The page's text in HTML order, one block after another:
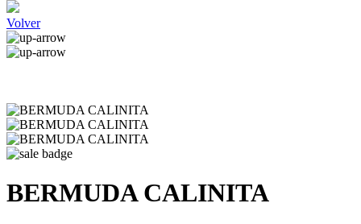
Volver
BERMUDA CALINITA